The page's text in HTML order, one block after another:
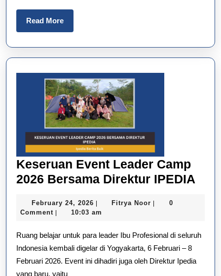
Read MoreRead
More
Keseruan Event Leader Camp
2026 Bersama Direktur IPEDIA
February 24, 2026 February
24,
Fitrya Noor Fitrya0
Comment
10:03 am
Ruang belajar untuk para leader Ibu Profesional di seluruh
Indonesia kembali digelar di Yogyakarta, 6 Februari – 8
Februari 2026. Event ini dihadiri juga oleh Direktur Ipedia
yang baru, yaitu